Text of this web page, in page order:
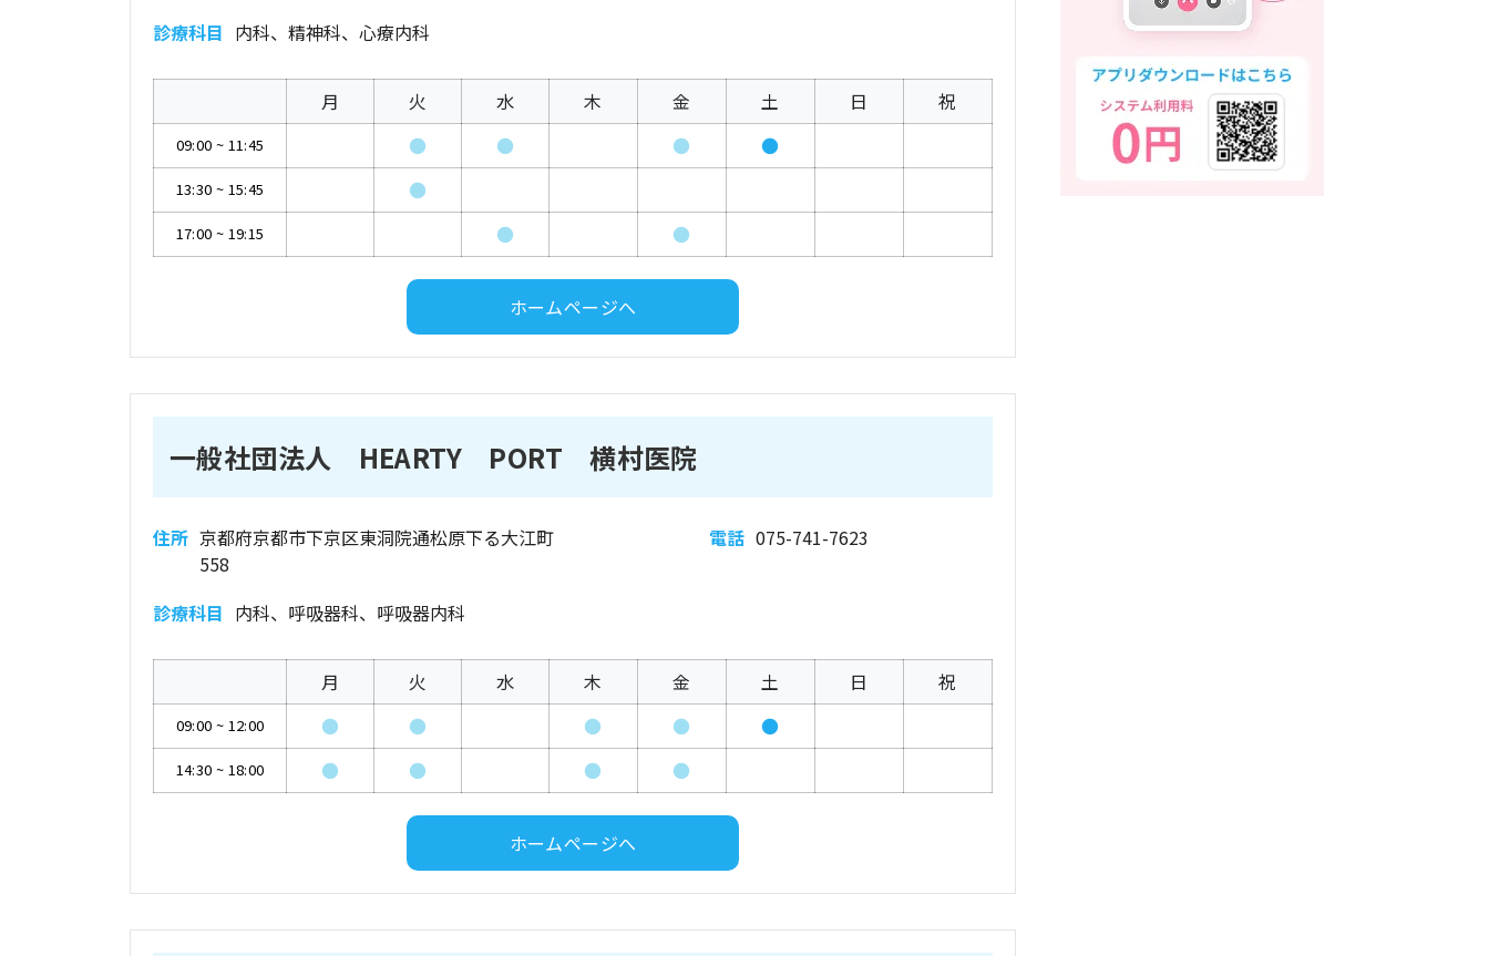
診療科目 内科、精神科、心療内科
月 火 水 木 金 土 日 祝
09:00 ~ 11:45 ● ● ● ●
13:30 ~ 15:45 ●
17:00 ~ 19:15 ● ●
ホームページへ
一般社団法人 HEARTY PORT 横村医院
住所 京都府京都市下京区東洞院通松原下る大江町
558
電話 075-741-7623
診療科目 内科、呼吸器科、呼吸器内科
月 火 水 木 金 土 日 祝
09:00 ~ 12:00 ● ● ● ● ●
14:30 ~ 18:00 ● ● ● ●
ホームページへ